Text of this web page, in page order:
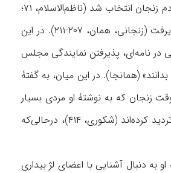
زنجانی با آغاز جنبش مشروطه (۱۳۲۴ ق)، به مشروطه‌خواهان پیوست و در دورۀ اول مجلس شورای ملی، به نمایندگی از مردم زنجان انتخاب شد (ناظم‌الاسلام، ۷۱؛
تقی‌زاده، ۲۱۵). او نمایندگی را با وجود دانستن خطرها، برای «خدمت به آزادی، انسانیت، اسلامیت و عشق به حقیقت» پذیرفت (زنجانی، همان، ۲۰۷-۲۱۱). در این
ناظم‌‌الاسلام، آخوند خراسانی در نامه‌ای، پذیرفتن نمایندگی مجلس
(همانجا). در این میان، به گفتۀ
وقت زنجان که به نوشتۀ او مردی بسیار
، ۲۱۰-۲۱۱). برخی در اینکه او منتخب مردم زنجان بوده است، تردید کرده‌اند (شکوری، ۴۱۴)، درحالی‌که
فکری شد که به گفتۀ خودش، «گویی از نو متولد شد» (همان، ۲۱۳). گفته‌اند که او به دنبال آشنایی با اعضای لژ بیداری